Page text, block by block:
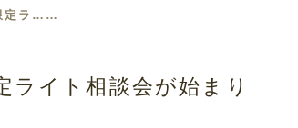
定ラ……
ライト相談会が始まり